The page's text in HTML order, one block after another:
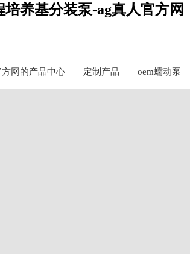
养基分装泵-ag真人官方网
oem蠕动泵
定制产品
网的产品中心